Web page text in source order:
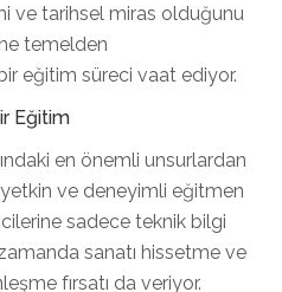
ve tarihsel miras olduğunu
temelden
eğitim süreci vaat ediyor.
Eğitim
en önemli unsurlardan
ve deneyimli eğitmen
sadece teknik bilgi
sanatı hissetme ve
fırsatı da veriyor.